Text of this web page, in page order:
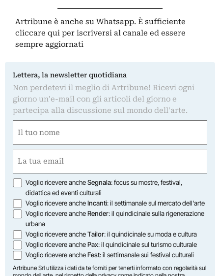
Artribune è anche su Whatsapp. È sufficiente
cliccare qui per iscriversi al canale ed essere
sempre aggiornati
Lettera, la newsletter quotidiana
Non perdetevi il meglio di Artribune! Ricevi ogni
giorno un'e-mail con gli articoli del giorno e
partecipa alla discussione sul mondo dell'arte.
(Obbligatorio)
Nome
(Obbligatorio)
Opzioni
Voglio ricevere ancheSegnala: focus su mostre, festival,
didattica ed eventi culturali
Voglio ricevere ancheIncanti: il settimanale sul mercato dell'arte
Voglio ricevere ancheRender: il quindicinale sulla rigenerazione
urbana
Voglio ricevere ancheTailor: il quindicinale su moda e cultura
Voglio ricevere anchePax: il quindicinale sul turismo culturale
Voglio ricevere ancheFest: il settimanale sui festival culturali
Artribune Srl utilizza i dati da te forniti per tenerti informato con regolarità sul